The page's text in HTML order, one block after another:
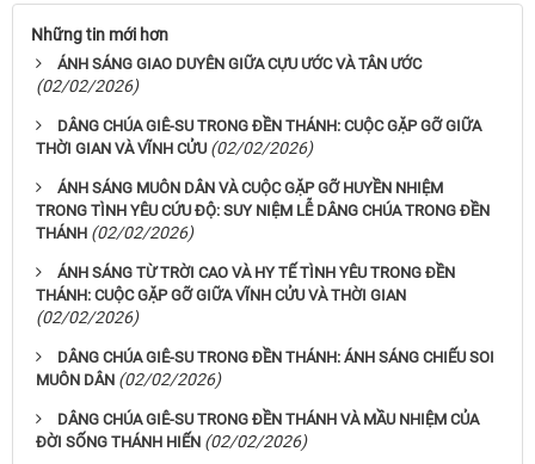
Những tin mới hơn
ÁNH SÁNG GIAO DUYÊN GIỮA CỰU ƯỚC VÀ TÂN ƯỚC
(02/02/2026)
DÂNG CHÚA GIÊ-SU TRONG ĐỀN THÁNH: CUỘC GẶP GỠ GIỮA
THỜI GIAN VÀ VĨNH CỬU (02/02/2026)
ÁNH SÁNG MUÔN DÂN VÀ CUỘC GẶP GỠ HUYỀN NHIỆM
TRONG TÌNH YÊU CỨU ĐỘ: SUY NIỆM LỄ DÂNG CHÚA TRONG ĐỀN
THÁNH (02/02/2026)
ÁNH SÁNG TỪ TRỜI CAO VÀ HY TẾ TÌNH YÊU TRONG ĐỀN
THÁNH: CUỘC GẶP GỠ GIỮA VĨNH CỬU VÀ THỜI GIAN
(02/02/2026)
DÂNG CHÚA GIÊ-SU TRONG ĐỀN THÁNH: ÁNH SÁNG CHIẾU SOI
MUÔN DÂN (02/02/2026)
DÂNG CHÚA GIÊ-SU TRONG ĐỀN THÁNH VÀ MẦU NHIỆM CỦA
ĐỜI SỐNG THÁNH HIẾN (02/02/2026)